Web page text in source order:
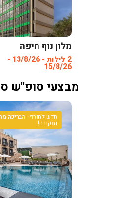
מלון נוף חיפה
2 לילות - 13/8/26 -
15/8/26
מבצעי סופ"ש
חדש לחורף - הבריכה
ומקורה!